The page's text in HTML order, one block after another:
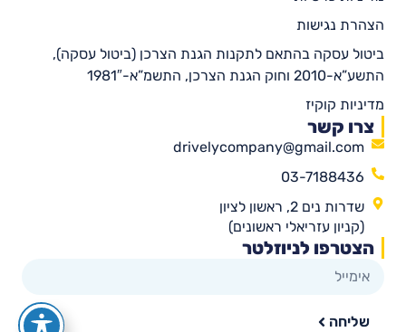
הצהרת נגישות
ביטול עסקה בהתאם לתקנות הגנת הצרכן (ביטול עסקה),
התשע”א-2010 וחוק הגנת הצרכן, התשמ”א-1981″
מדיניות קוקיז
צרו קשר
drivelycompany@gmail.com
03-7188436
שדרות נים 2, ראשון לציון
(קניון עזריאלי ראשונים)
הצטרפו לניוזלטר
שליחה